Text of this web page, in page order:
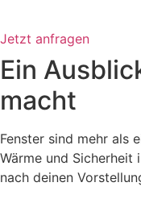
Jetzt anfragen
Ein
macht
Fenster sind mehr als
Wärme und Sicherheit
nach deinen